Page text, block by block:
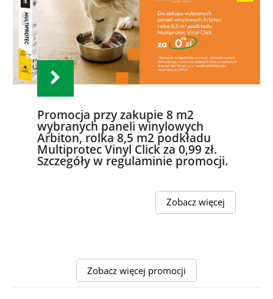
Promocja przy zakupie 8 m2
wybranych paneli winylowych
Arbiton, rolka 8,5 m2 podkładu
Multiprotec Vinyl Click za 0,99 zł.
Szczegóły w regulaminie promocji.
Zobacz więcej
Zobacz więcej promocji